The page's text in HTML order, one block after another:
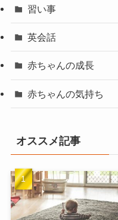
習い事
英会話
赤ちゃんの成長
赤ちゃんの気持ち
オススメ記事